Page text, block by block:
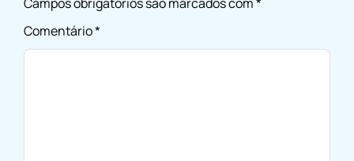
Comentário*